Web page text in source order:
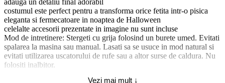
adauga un detaliu final adorabil
costumul este perfect pentru a transforma orice fetita intr-o pisica
eleganta si fermecatoare in noaptea de Halloween
celelalte accesorii prezentate in imagine nu sunt incluse
Mod de intretinere: Stergeti cu grija folosind un burete umed. Evitati
spalarea la masina sau manual. Lasati sa se usuce in mod natural si
evitati utilizarea uscatorului de rufe sau a altor surse de caldura. Nu
folositi inalbitor.
Vezi mai mult ↓